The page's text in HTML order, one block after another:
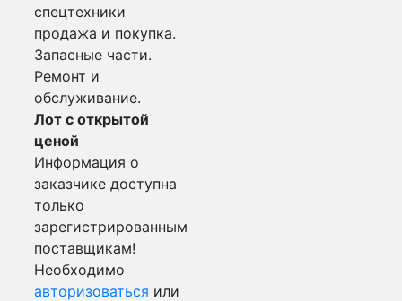
спецтехники
продажа и покупка.
Запасные части.
Ремонт и
обслуживание.
Лот с открытой
ценой
Информация о
заказчике доступна
только
зарегистрированным
поставщикам!
Необходимо
авторизоваться или